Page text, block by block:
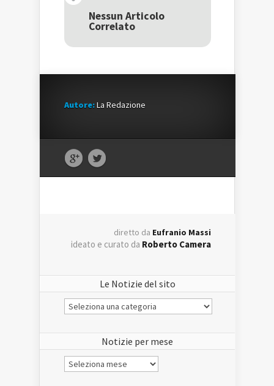
una
nuova
finestra)
nuova
finestra)
una
nuova
Nessun Articolo
Correlato
Autore:La Redazione
diretto da Eufranio Massi
ideato e curato da Roberto Camera
Le Notizie del sito
Le
Notizie
Notizie per mese
Notizie
per